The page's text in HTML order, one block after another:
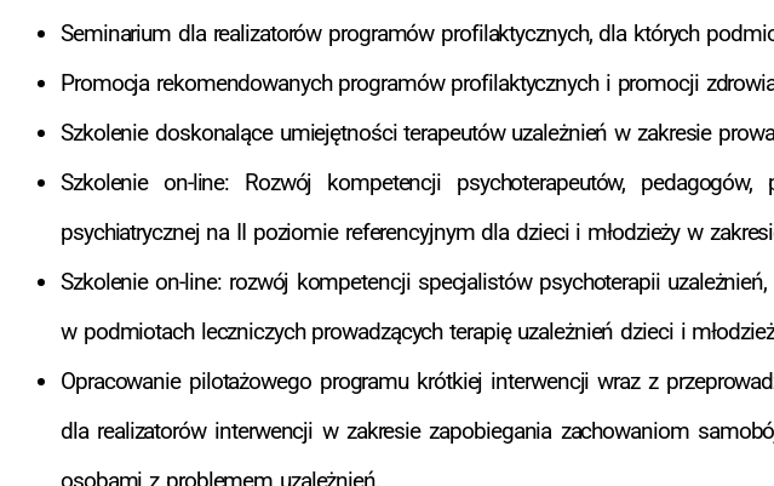
Seminarium dla realizatorów programów profilaktycznych, dla których
Promocja rekomendowanych programów profilaktycznych i promocji
Szkolenie doskonalące umiejętności terapeutów uzależnień w zakresie
Szkolenie on-line: Rozwój kompetencji psychoterapeutów,
psychiatrycznej na II poziomie referencyjnym dla dzieci i młodzieży w
Szkolenie on-line: rozwój kompetencji specjalistów psychoterapii
w podmiotach leczniczych prowadzących terapię uzależnień dzieci i
Opracowanie pilotażowego programu krótkiej interwencji wraz z
dla realizatorów interwencji w zakresie zapobiegania zachowaniom